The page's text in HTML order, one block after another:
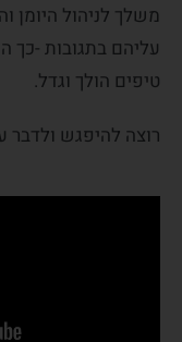
משלך לניהול
עליהם בתגובות -כך
טיפים הולך וגדל.
רוצה להיפגש ולדבר